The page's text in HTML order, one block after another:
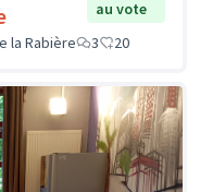
au vote
la Rabière
3 20